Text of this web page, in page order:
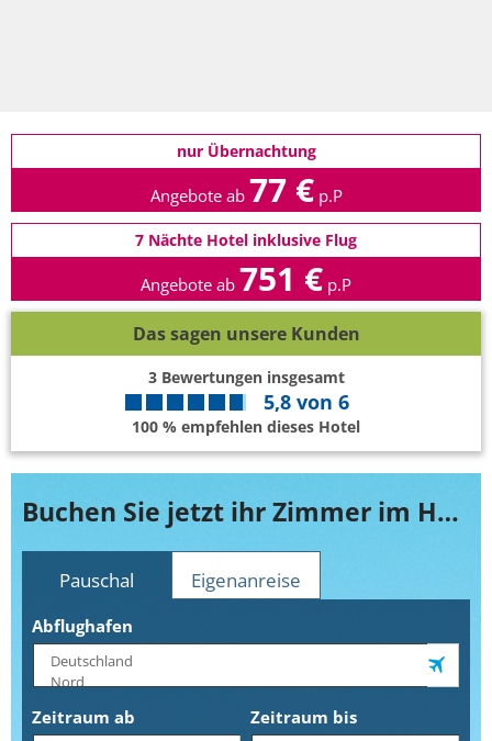
nur Übernachtung
Angebote ab 77 € p.P
7 Nächte Hotel inklusive Flug
Angebote ab 751 € p.P
Das sagen unsere Kunden
3Bewertungen insgesamt
5,8 von 6
100 % empfehlen dieses Hotel
Buchen Sie jetzt ihr Zimmer im H10 Puerta de Alcala
Pauschal Eigenanreise
Abflughafen
Zeitraum ab Zeitraum bis